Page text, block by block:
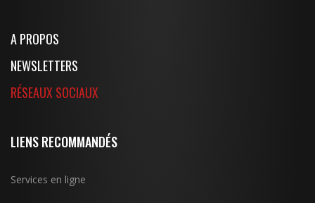
A PROPOS
NEWSLETTERS
RÉSEAUX SOCIAUX
LIENS RECOMMANDÉS
Services en ligne